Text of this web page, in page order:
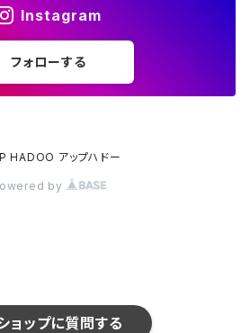
ョップに質問する
Instagram
フォローする
HADOO アップハドー
by